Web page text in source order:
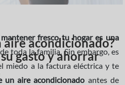
aire acondicionado?
gasto y ahorrar
fresco tu hogar es una
toda la familia. Sin embargo, es
miedo a la factura eléctrica y te
un aire acondicionado antes de